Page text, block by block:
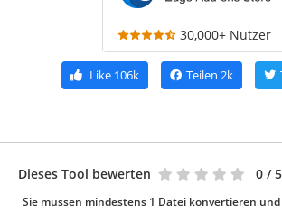
30,000+ Nutzer
Like 106k Teilen 2k
Dieses Tool bewerten 0 /
Sie müssen mindestens 1 Datei konvertieren